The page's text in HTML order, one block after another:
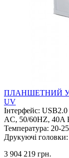
ПЛАНШЕТНИЙ УФ
UV
Інтерфейс: USB2.0
AC, 50/60HZ, 40A
Температура: 20-
Друкуючі головки:
3 904 219 грн.